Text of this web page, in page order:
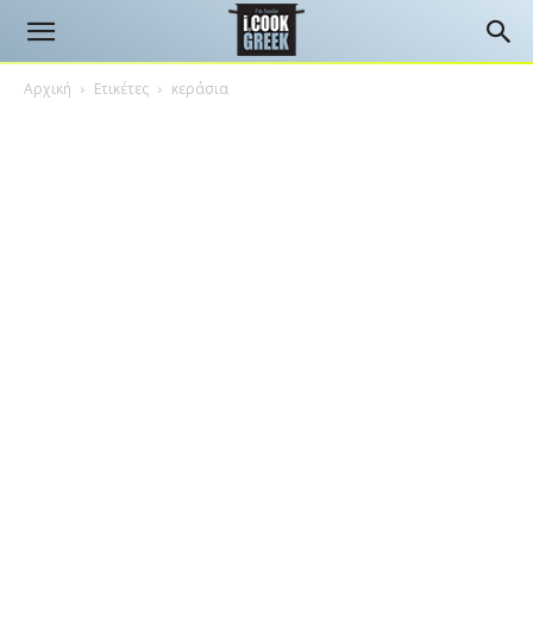
Αρχική Ετικέτες κεράσια